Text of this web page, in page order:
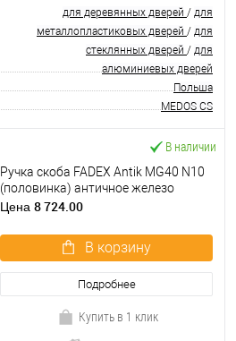
для деревянных дверей / для
металлопластиковых дверей / для
стеклянных дверей / для
алюминиевых дверей
Польша
MEDOS CS
В наличии
Ручка скоба FADEX Antik MG40 N10
(половинка) античное железо
Цена 8 724.00
В корзину
Подробнее
Купить в 1 клик